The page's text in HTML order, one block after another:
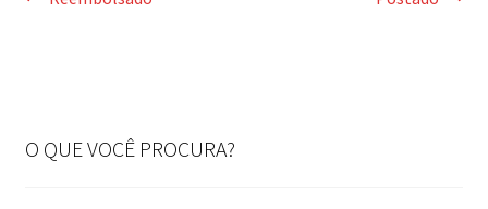
O QUE VOCÊ PROCURA?